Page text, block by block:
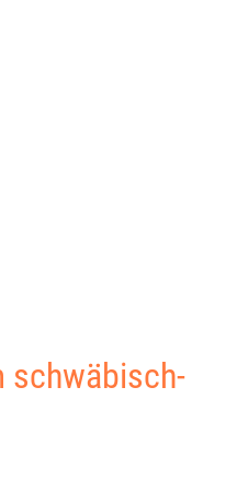
schwäbisch-